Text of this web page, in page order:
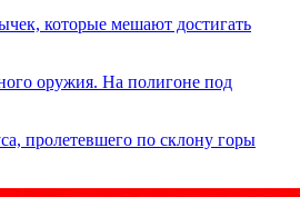
которые мешают достигать
оружия. На полигоне под
пролетевшего по склону горы